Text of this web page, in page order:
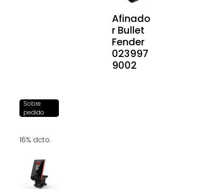
Afinado
r Bullet
Fender
023997
9002
Sobre
pedido
16% dcto.